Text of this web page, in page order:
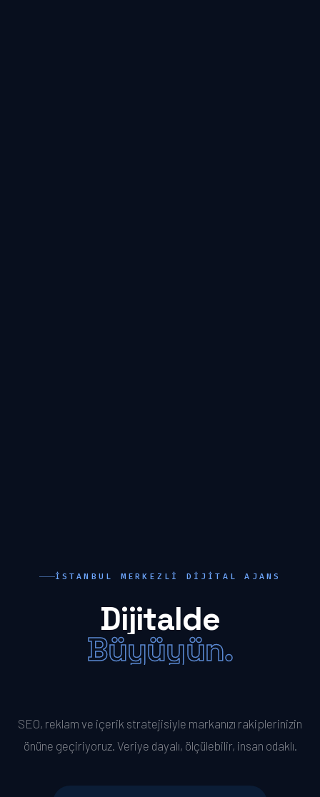
İSTANBUL MERKEZLI DIJITAL AJANS
Dijitalde
Büyüyün.
SEO, reklam ve içerik stratejisiyle markanızı rakiplerinizin
önüne geçiriyoruz. Veriye dayalı, ölçülebilir, insan odaklı.